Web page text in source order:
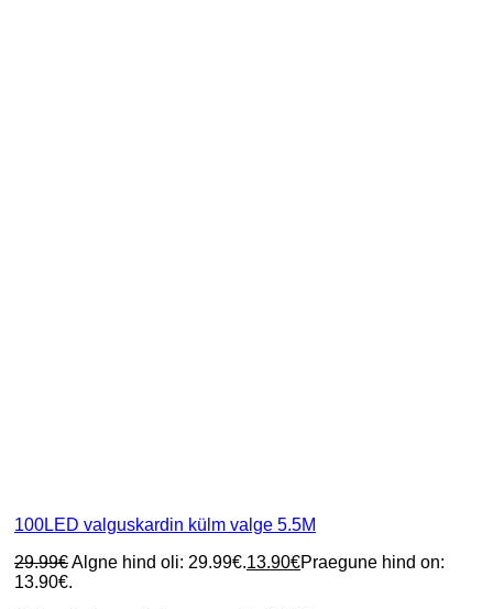
100LED valguskardin külm valge 5.5M
29.99€Algne hind oli: 29.99€.13.90€Praegune hind on:
13.90€.